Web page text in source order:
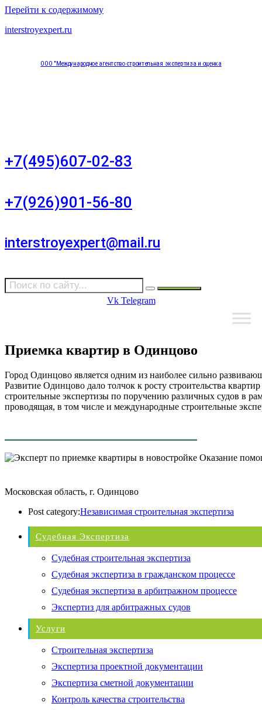
Перейти к содержимому
interstroyexpert.ru
ООО "Международное агентство строительная экспертиза и оценка
+7(495)607-02-83
+7(926)901-56-80
interstroyexpert@mail.ru
Vk Telegram
Приемка квартир в Одинцово
Город Одинцово является одним из наиболее сильно
Развитие Одинцово дало толчок к росту строительства
строительные экспертизы по поручению различных судов в
проводящая, в том числе и международные строительные
Оказание
Московская область, г. Одинцово
Post category:Независимая строительная экспертиза
Судебная Экспертиза
Судебная строительная экспертиза
Судебная экспертиза в гражданском процессе
Судебная экспертиза в арбитражном процессе
Экспертиз для арбитражных судов
Услуги
Строительная экспертиза
Экспертиза проектной документации
Экспертиза сметной документации
Контроль качества строительства